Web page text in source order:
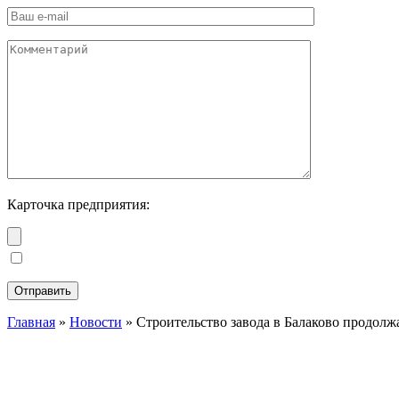
Карточка предприятия:
Главная » Новости » Строительство завода в Балаково